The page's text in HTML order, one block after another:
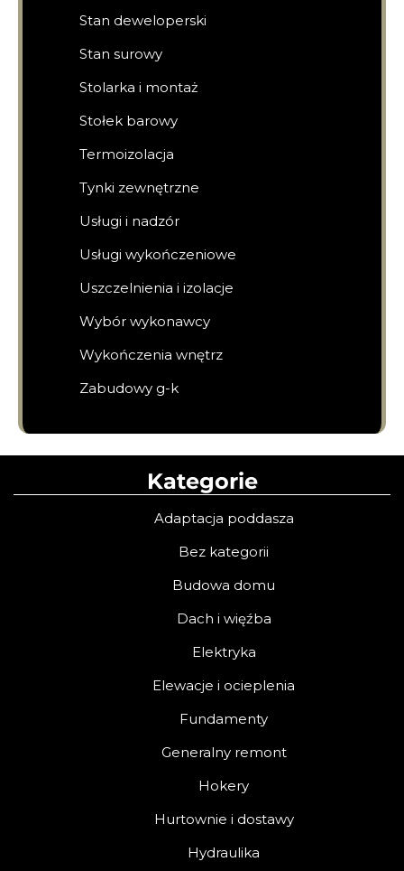
Stan deweloperski
Stan surowy
Stolarka i montaż
Stołek barowy
Termoizolacja
Tynki zewnętrzne
Usługi i nadzór
Usługi wykończeniowe
Uszczelnienia i izolacje
Wybór wykonawcy
Wykończenia wnętrz
Zabudowy g-k
Kategorie
Adaptacja poddasza
Bez kategorii
Budowa domu
Dach i więźba
Elektryka
Elewacje i ocieplenia
Fundamenty
Generalny remont
Hokery
Hurtownie i dostawy
Hydraulika